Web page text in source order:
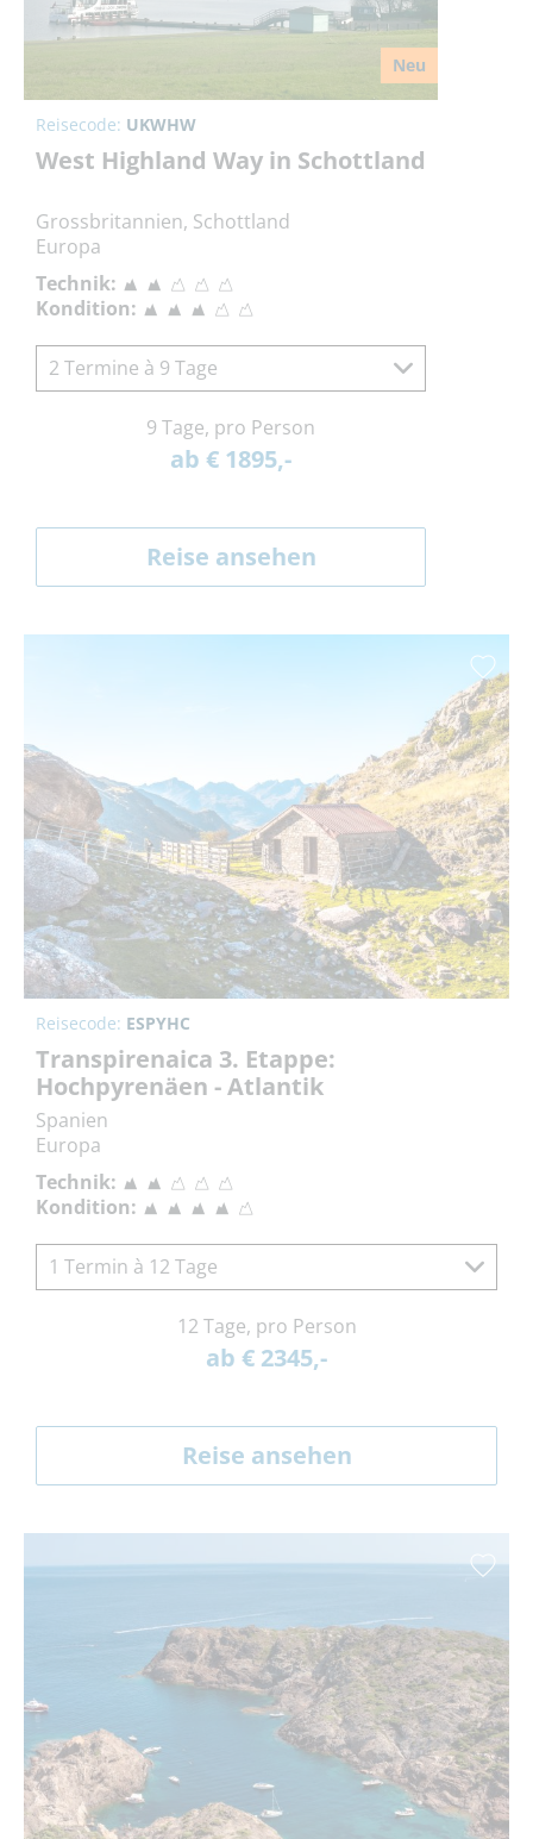
Neu
Reisecode: UKWHW
West Highland Way in Schottland
Grossbritannien, Schottland
Europa
Technik:
Kondition:
2 Termine à 9 Tage
9 Tage, pro Person
ab € 1895,-
Reise ansehen
Reisecode: ESPYHC
Transpirenaica 3. Etappe:
Hochpyrenäen - Atlantik
Spanien
Europa
Technik:
Kondition:
1 Termin à 12 Tage
12 Tage, pro Person
ab € 2345,-
Reise ansehen